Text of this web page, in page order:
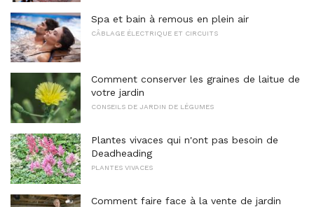
Spa et bain à remous en plein air
CÂBLAGE ÉLECTRIQUE ET CIRCUITS
Comment conserver les graines de laitue de
votre jardin
CONSEILS DE JARDIN DE LÉGUMES
Plantes vivaces qui n'ont pas besoin de
Deadheading
PLANTES VIVACES
Comment faire face à la vente de jardin